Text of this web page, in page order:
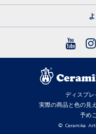
実際の商品と色の見
予め
© Ceramika